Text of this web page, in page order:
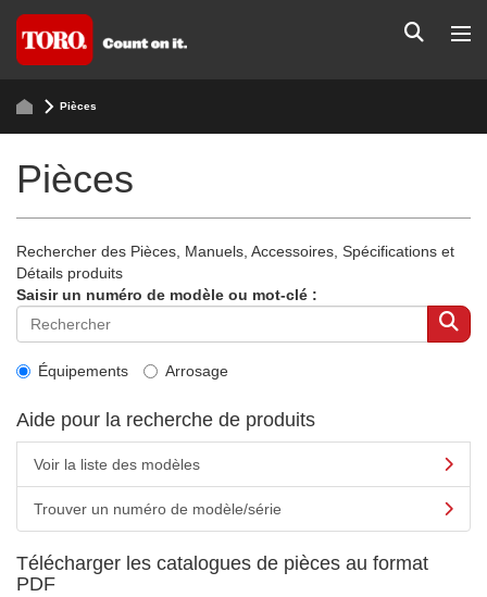
Pièces
Pièces
Rechercher des Pièces, Manuels, Accessoires, Spécifications et
Détails produits
Saisir un numéro de modèle ou mot-clé :
Équipements Arrosage
Aide pour la recherche de produits
Voir la liste des modèles
Trouver un numéro de modèle/série
Télécharger les catalogues de pièces au format
PDF